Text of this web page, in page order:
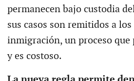
permanecen bajo custodia
sus casos son remitidos a los
inmigración, un proceso que
y es costoso.